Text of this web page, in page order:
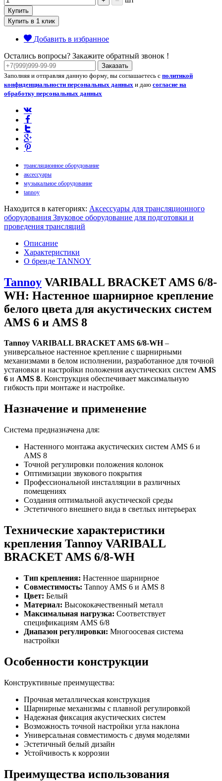
Купить
Купить в 1 клик
Добавить в избранное
Остались вопросы? Закажите обратный звонок !
Заказать
Заполняя и отправляя данную форму, вы соглашаетесь с политикой
конфиденциальности персональных данных и даю согласие на
обработку персональных данных
трансляционное оборудование
аксессуары
музыкальное оборудование
tannoy
Находится в категориях: Аксессуары для трансляционного
оборудования Звуковое оборудование для подготовки и
проведения трансляций
Описание
Характеристики
О бренде TANNOY
Tannoy VARIBALL BRACKET AMS 6/8-
WH: Настенное шарнирное крепление
белого цвета для акустических систем
AMS 6 и AMS 8
Tannoy VARIBALL BRACKET AMS 6/8-WH–
универсальное настенное крепление с шарнирными
механизмами в белом исполнении, разработанное для точной
установки и настройки положения акустических систем AMS
6 и AMS 8. Конструкция обеспечивает максимальную
гибкость при монтаже и настройке.
Назначение и применение
Система предназначена для:
Настенного монтажа акустических систем AMS 6 и
AMS 8
Точной регулировки положения колонок
Оптимизации звукового покрытия
Профессиональной инсталляции в различных
помещениях
Создания оптимальной акустической среды
Эстетичного внешнего вида в светлых интерьерах
Технические характеристики
крепления Tannoy VARIBALL
BRACKET AMS 6/8-WH
Тип крепления: Настенное шарнирное
Совместимость: Tannoy AMS 6 и AMS 8
Цвет: Белый
Материал: Высококачественный металл
Максимальная нагрузка: Соответствует
спецификациям AMS 6/8
Диапазон регулировки: Многоосевая система
настройки
Особенности конструкции
Конструктивные преимущества:
Прочная металлическая конструкция
Шарнирные механизмы с плавной регулировкой
Надежная фиксация акустических систем
Возможность точной настройки угла наклона
Универсальная совместимость с двумя моделями
Эстетичный белый дизайн
Устойчивость к коррозии
Преимущества использования